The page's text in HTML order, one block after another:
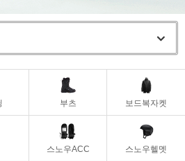
부츠 보드복자켓
스노우ACC 스노우헬멧